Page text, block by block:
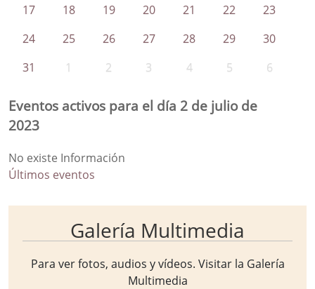
17 18 19 20 21 22
23
24
25 26 27 28 29
30
31
1 2 3 4 5 6
Eventos activos para el día 2 de julio de
2023
No existe Información
Últimos eventos
Galería Multimedia
Para ver fotos, audios y vídeos. Visitar la Galería
Multimedia